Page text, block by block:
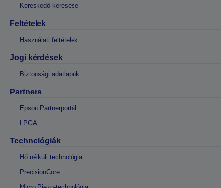
Kereskedő keresése
Feltételek
Használati feltételek
Jogi kérdések
Biztonsági adatlapok
Partners
Epson Partnerportál
LPGA
Technológiák
Hő nélküli technológia
PrecisionCore